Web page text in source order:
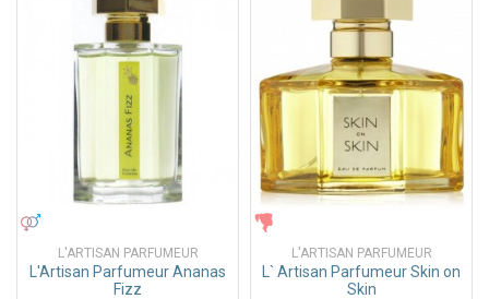
L'ARTISAN PARFUMEUR
L'Artisan Parfumeur Ananas
Fizz
L'ARTISAN PARFUMEUR
L` Artisan Parfumeur Skin on
Skin